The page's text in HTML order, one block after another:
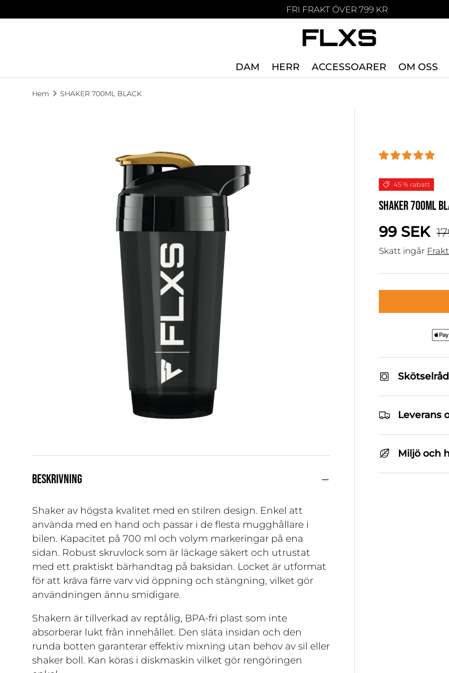
Hoppa till innehållet
FRI FRAKT ÖVER 799 KR
DAM HERR ACCESSOARER OM OSS
Hem SHAKER 700ML BLACK
45 % rabatt
SHAKER 700ML
99 SEK
Skatt ingår Frakt
Leverans
Miljö och
BESKRIVNING
Shaker av högsta kvalitet med en stilren design. Enkel att
använda med en hand och passar i de flesta mugghållare i
bilen. Kapacitet på 700 ml och volym markeringar på ena
sidan. Robust skruvlock som är läckage säkert och utrustat
med ett praktiskt bärhandtag på baksidan. Locket är utformat
för att kräva färre varv vid öppning och stängning, vilket gör
användningen ännu smidigare.
Shakern är tillverkad av reptålig, BPA-fri plast som inte
absorberar lukt från innehållet. Den släta insidan och den
runda botten garanterar effektiv mixning utan behov av sil eller
shaker boll. Kan köras i diskmaskin vilket gör rengöringen